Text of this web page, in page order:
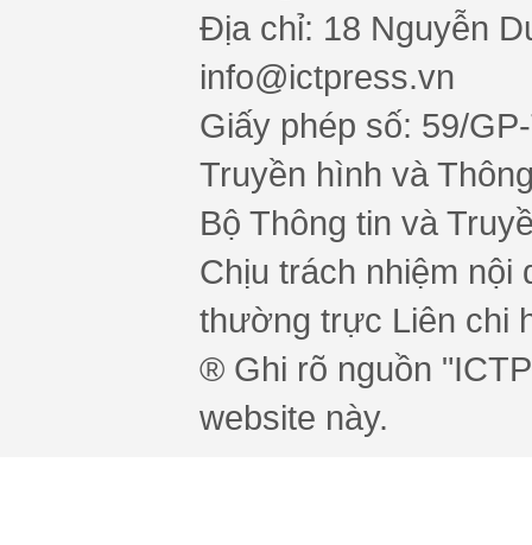
Địa chỉ: 18 Nguyễn
info@ictpress.vn
Giấy phép số: 59/
Truyền hình và
Bộ Thông tin và
Chịu trách nhiệm nội
thường trực Liên chi
® Ghi rõ nguồn
website này.